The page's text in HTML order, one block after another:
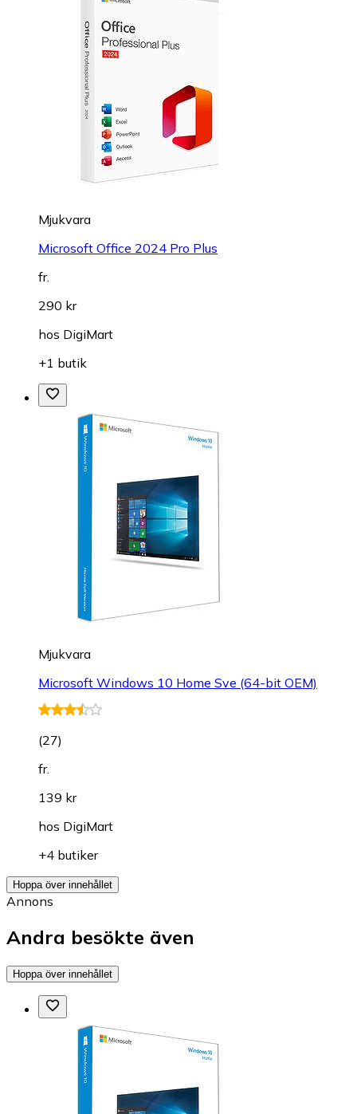
Mjukvara
Microsoft Office 2024 Pro Plus
fr.
290 kr
hos DigiMart
+1 butik
Mjukvara
Microsoft Windows 10 Home Sve (64-bit OEM)
(27)
fr.
139 kr
hos DigiMart
+4 butiker
Hoppa över innehållet
Annons
Andra besökte även
Hoppa över innehållet